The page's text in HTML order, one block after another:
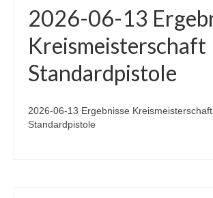
Sport
Service
Galerie
2026-06-13
Kreismeisterschaft
Standardpistole
2026-06-13 Ergebnisse Kreismeisterschaft
Standardpistole